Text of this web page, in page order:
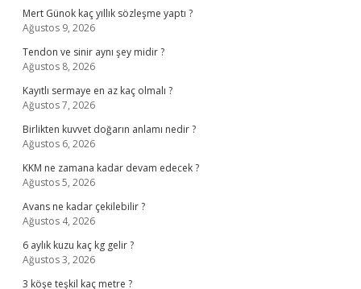
Mert Günok kaç yıllık sözleşme yaptı ?
Ağustos 9, 2026
Tendon ve sinir aynı şey midir ?
Ağustos 8, 2026
Kayıtlı sermaye en az kaç olmalı ?
Ağustos 7, 2026
Birlikten kuvvet doğarın anlamı nedir ?
Ağustos 6, 2026
KKM ne zamana kadar devam edecek ?
Ağustos 5, 2026
Avans ne kadar çekilebilir ?
Ağustos 4, 2026
6 aylık kuzu kaç kg gelir ?
Ağustos 3, 2026
3 köşe teşkil kaç metre ?